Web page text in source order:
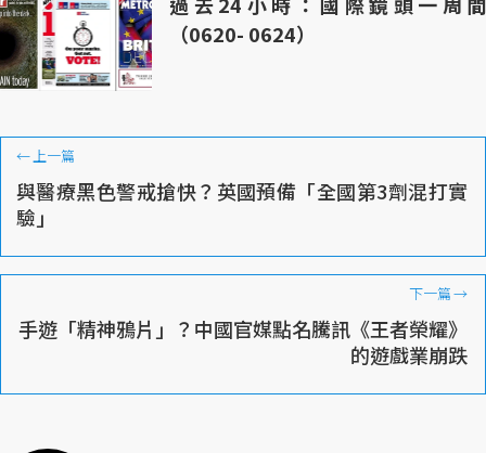
（0620- 0624）
←上一篇
與醫療黑色警戒搶快？英國預備「全國第3劑混打實
驗」
下一篇→
手遊「精神鴉片」？中國官媒點名騰訊《王者榮耀》
的遊戲業崩跌